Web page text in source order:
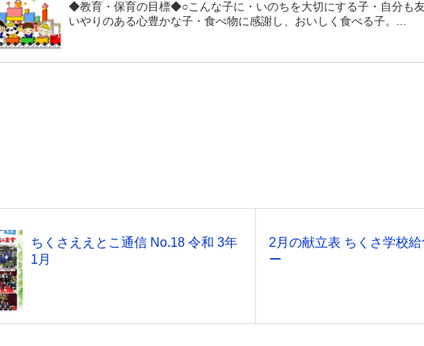
◆教育・保育の目標◆○こんな子に・いのちを大切にする子・自分も
いやりのある心豊かな子・食べ物に感謝し、おいしく食べる子。...
ちくさええとこ通信 No.18 令和 3年
1月
2月の献立表 ちくさ学校給
ー